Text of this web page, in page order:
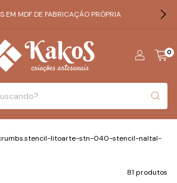
EM MDF DE FABRICAÇÃO PRÓPRIA
0
litoarte-stn-040-stencil-naltal-
81 produtos